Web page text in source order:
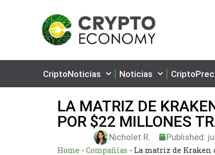
CriptoNoticias Noticias
LA MATRIZ DE
POR $22 MILLONES
Nicholet R. Published:
Home - Compañías - La matriz de Kraken